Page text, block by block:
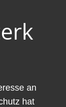
an
hat